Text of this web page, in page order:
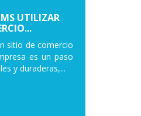
UTILIZAR
sitio de comercio
es un paso
y duraderas,...